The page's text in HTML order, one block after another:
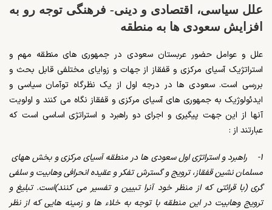
علل سیاسی، اقتصادی و دینی- فرهنگی توجه رو به
افزایش سعودی ها به منطقه
علل و عوامل حضور عربستان سعودی در جمهوری های منطقه مهم و
استراتژیک آسیای مرکزی و قفقاز از جهات و زوایای مختلفی قابل بحث و
بررسی است. سعودی ها در درجه اول از یک نظرگاه توآمان سیاسی و
ایدئولوژیک به جمهوری های آسیای مرکزی و قفقاز نگاه می کنند و اولویت
آنها از این جهت پیگیری و اجرای دو راهبرد و استراتژی اساسی است که
عبارتند از :
۱- راهبرد و استراتژی اول سعودی ها در منطقه آسیای مرکزی و بخش ههای
مسلمان نشین قفقاز، ترویج و گسترش تفکر و عقیده انحرافی وهابیت و سلفی
گری (با قرائتی که از منظر خود آنرا تبیین و تفسیر می کنند)است. تبلیغ و
ترویج وهابیت در این منطقه با توجه به خلاء ها و زمینه هایی که از نظر